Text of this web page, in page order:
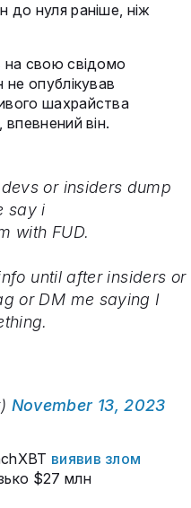
до нуля раніше, ніж
на свою свідомо
не опублікував
шахрайства
він.
or insiders dump
say i
with FUD.
until after insiders or
or DM me saying I
November 13, 2023
виявив злом
$27 млн